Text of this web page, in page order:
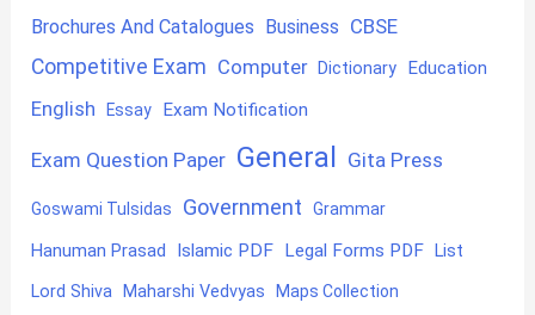
Brochures And Catalogues Business CBSE
Competitive Exam Computer Dictionary Education
English Essay Exam Notification
Exam Question Paper General Gita Press
Goswami Tulsidas Government Grammar
Hanuman Prasad Islamic PDF Legal Forms PDF List
Lord Shiva Maharshi Vedvyas Maps Collection